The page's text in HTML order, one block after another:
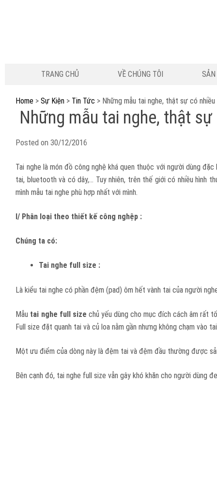
TRANG CHỦ VỀ CHÚNG TÔI
Home >Sự Kiện > Tin Tức > Những mẫu tai nghe, thật sự có nhiều
Những mẫu tai nghe, thật
Posted on30/12/2016
Tai nghe là món đồ công nghệ khá quen thuộc với người dùng
tai, bluetooth và có dây,… Tuy nhiên, trên thế giới có nhiều hình
mình mẫu tai nghe phù hợp nhất với mình.
I/ Phân loại theo thiết kế công nghệp :
Chúng ta có:
Tai nghe full size :
Là kiểu tai nghe có phần đệm (pad) ôm hết vành tai của người
Mẫu tai nghe full size chủ yếu dùng cho mục đích cách âm rất
Full size đặt quanh tai và củ loa nằm gần nhưng không chạm vào
Một ưu điểm của dòng này là đệm tai và đệm đầu thường được
Bên cạnh đó, tai nghe full size vẫn gây khó khăn cho người